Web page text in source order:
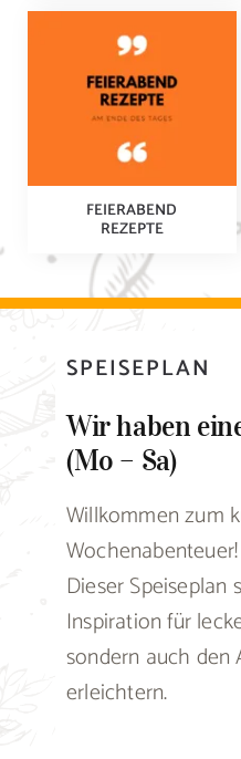
FEIERABEND
REZEPTE
SPEISEPLAN
Wir haben
(Mo – Sa)
Willkommen zum
Wochenabenteuer!
Dieser Speiseplan
Inspiration für
sondern auch den
erleichtern.